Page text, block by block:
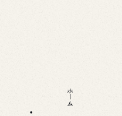
ホーム